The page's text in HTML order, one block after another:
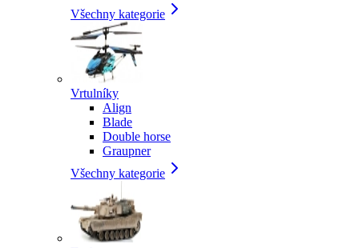
Všechny kategorie
Vrtulníky
Align
Blade
Double horse
Graupner
Všechny kategorie